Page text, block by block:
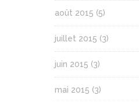
août 2015 (5)
juillet 2015 (3)
juin 2015 (3)
mai 2015 (3)